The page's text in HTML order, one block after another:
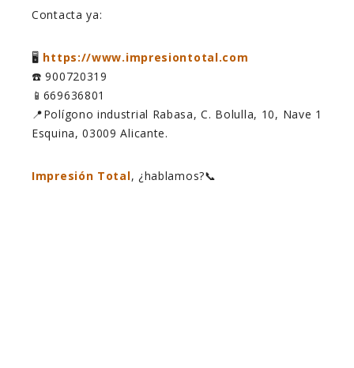
Contacta ya:
🖥️ https://www.impresiontotal.com
☎️ 900720319
📱669636801
📍Polígono industrial Rabasa, C. Bolulla, 10, Nave 1
Esquina, 03009 Alicante.
Impresión Total, ¿hablamos?📞